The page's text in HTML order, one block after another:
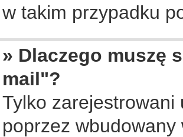
w takim przypadku
» Dlaczego muszę
mail"?
Tylko zarejestrowani
poprzez wbudowany